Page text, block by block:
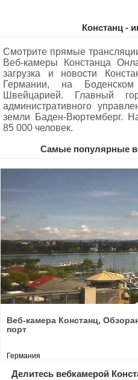
Констанц -
Смотрите прямые
Веб-камеры Констанца
загрузка и новости
Германии, на
Швейцарией. Главный
административного
земли Баден-Вюртемберг.
85 000 человек.
Самые популярные
Веб-камера Констанц,
порт
Германия
Делитесь вебкамерой